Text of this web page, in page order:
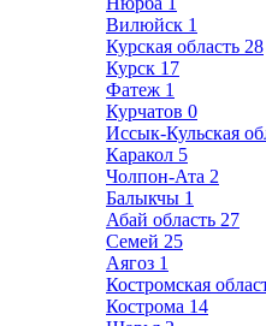
Вилюйск 1
Курская область 28
Курск 17
Фатеж 1
Курчатов 0
Иссык-Кульская
Каракол 5
Чолпон-Ата 2
Балыкчы 1
Абай область 27
Семей 25
Аягоз 1
Костромская
Кострома 14